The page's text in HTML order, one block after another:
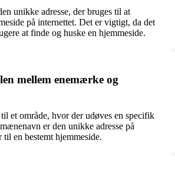
unikke adresse, der bruges til at
på internettet. Det er vigtigt, da det
at finde og huske en hjemmeside.
mellem enemærke og
et område, hvor der udøves en specifik
er den unikke adresse på
en bestemt hjemmeside.